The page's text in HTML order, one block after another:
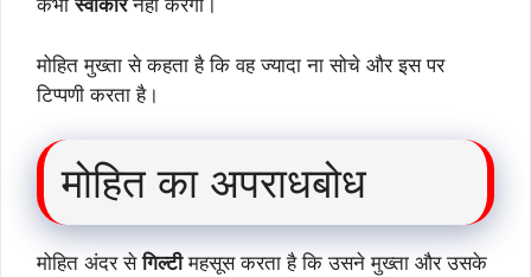
कभीस्वीकारनहीं करेगा।
मोहित मुख्ता से कहता है कि वह ज्यादा ना सोचे और इस पर
टिप्पणी करता है।
मोहित का अपराधबोध
मोहित अंदर सेगिल्टीमहसूस करता है कि उसने मुख्ता और उसके